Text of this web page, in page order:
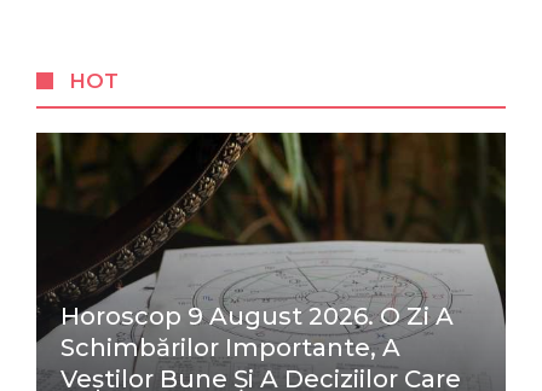
HOT
Horoscop 9 August 2026. O Zi A
Schimbărilor Importante, A
Veștilor Bune Și A Deciziilor Care